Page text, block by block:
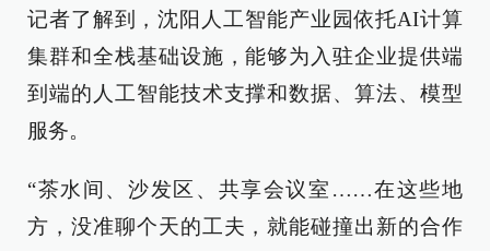
记者了解到，沈阳人工智能产业园依托AI计算
集群和全栈基础设施，能够为入驻企业提供端
到端的人工智能技术支撑和数据、算法、模型
服务。
“茶水间、沙发区、共享会议室……在这些地
方，没准聊个天的工夫，就能碰撞出新的合作